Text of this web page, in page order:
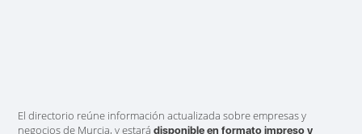
El directorio reúne información actualizada sobre empresas y
negocios de Murcia, y estarádisponible en formato impreso y